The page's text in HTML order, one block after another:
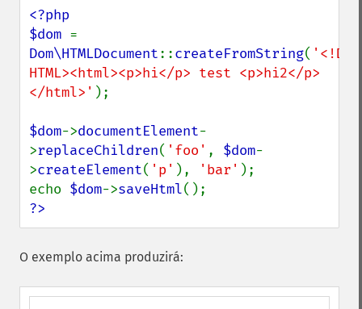
<?php
$dom
Dom\HTMLDocument::createFromString(
HTML><html><p>hi</p> test <p>hi2</p>
</html>' );
$dom->documentElement-
>replaceChildren( 'foo' , $dom-
>createElement( 'p' ), 'bar' );
echo $dom->saveHtml
?>
O exemplo acima produzirá: